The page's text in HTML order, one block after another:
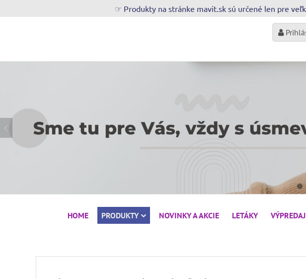
☞ Produkty na stránke mavit.sk sú určené len pre
HOME PRODUKTY NOVINKY A AKCIE LETÁKY VÝPREDAJ